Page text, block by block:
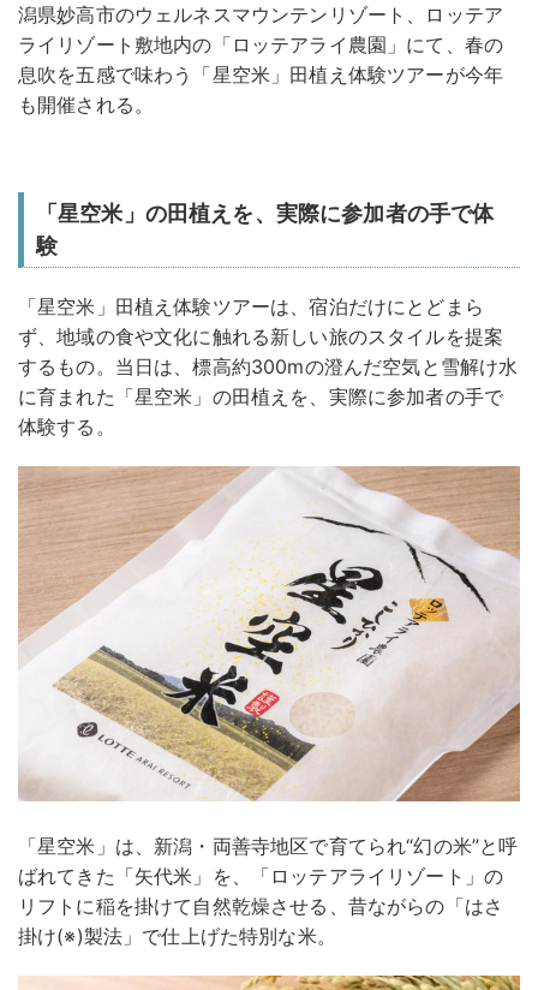
潟県妙⾼市のウェルネスマウンテンリゾート、ロッテア
ライリゾート敷地内の「ロッテアライ農園」にて、春の
息吹を五感で味わう「星空米」田植え体験ツアーが今年
も開催される。
「星空米」の田植えを、実際に参加者の手で体
験
「星空米」田植え体験ツアーは、宿泊だけにとどまら
ず、地域の食や文化に触れる新しい旅のスタイルを提案
するもの。当日は、標高約300mの澄んだ空気と雪解け水
に育まれた「星空米」の田植えを、実際に参加者の手で
体験する。
「星空米」は、新潟・両善寺地区で育てられ“幻の米”と呼
ばれてきた「矢代米」を、「ロッテアライリゾート」の
リフトに稲を掛けて自然乾燥させる、昔ながらの「はさ
掛け(※)製法」で仕上げた特別な米。